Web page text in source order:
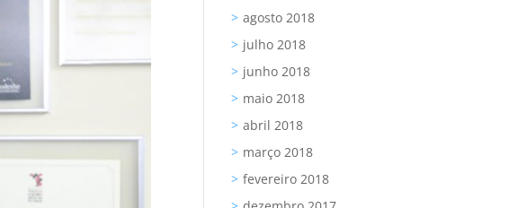
agosto 2018
julho 2018
junho 2018
maio 2018
abril 2018
março 2018
fevereiro 2018